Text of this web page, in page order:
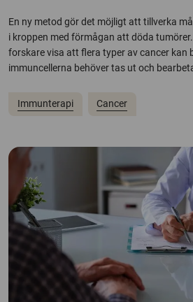
En ny metod gör det möjligt att tillverka
i kroppen med förmågan att döda
forskare visa att flera typer av cancer kan
immuncellerna behöver tas ut och
Immunterapi Cancer